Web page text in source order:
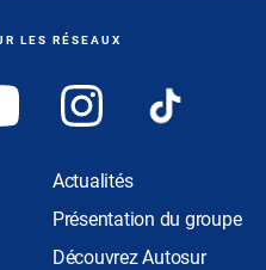
LES RÉSEAUX
Actualités
Présentation du groupe
Découvrez Autosur